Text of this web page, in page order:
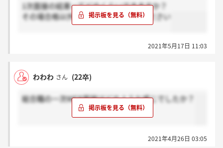
1次面接の結果ってどのくらいできますか？
その場合格以外で通過した方教えてください
2021年5月17日 11:03
わわわ さん (22卒)
総合職の一次WEB面接はどのような感じでしたか？
2021年4月26日 03:05